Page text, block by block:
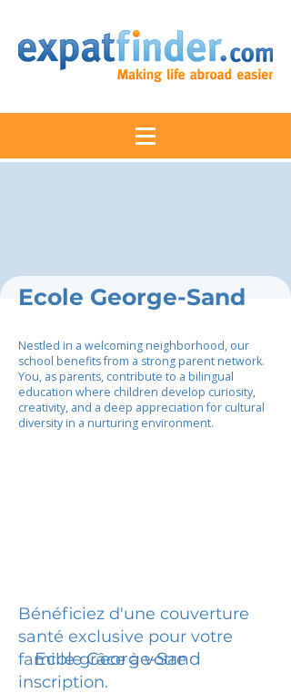
Ecole George-Sand
Nestled in a welcoming neighborhood, our
school benefits from a strong parent network.
You, as parents, contribute to a bilingual
education where children develop curiosity,
creativity, and a deep appreciation for cultural
diversity in a nurturing environment.
Bénéficiez d'une couverture
santé exclusive pour votre
famille grâce à votre
inscription.
Ecole George-Sand